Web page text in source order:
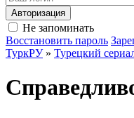
Авторизация
Не запоминать
Восстановить пароль
ТуркРУ» Турецкий